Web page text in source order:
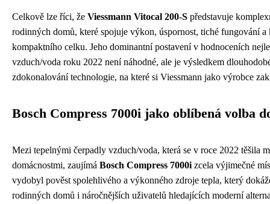
Celkově lze říci, že Viessmann Vitocal 200-S představuje
rodinných domů, které spojuje výkon, úspornost, tiché fungování
kompaktního celku. Jeho dominantní postavení v hodnoceních
vzduch/voda roku 2022 není náhodné, ale je výsledkem
zdokonalování technologie, na které si Viessmann jako výrobce
Bosch Compress 7000i jako oblíbená volba
Mezi tepelnými čerpadly vzduch/voda, která se v roce 2022 těšila
domácnostmi, zaujímá Bosch Compress 7000i zcela výjimečné
vydobyl pověst spolehlivého a výkonného zdroje tepla, který
rodinných domů i náročnějších uživatelů hledajících moderní